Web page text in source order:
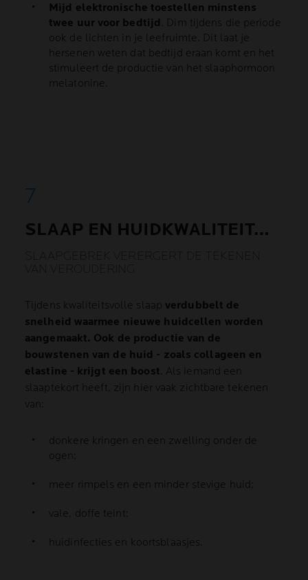
Mijd elektronische toestellen minstens
twee uur voor bedtijd
. Dim tijdens die periode
ook de lichten in je leefruimte. Dit laat je
hersenen weten dat bedtijd eraan komt en het
stimuleert de productie van het slaaphormoon
melatonine.
SLAAP EN HUIDKWALITEIT…
Tijdens kwaliteitsvolle slaap verdubbelt de
snelheid waarmee nieuwe huidcellen worden
aangemaakt. Ook de productie van de
bouwstenen van de huid - zoals collageen en
elastine - krijgt een boost . Als iemand een
slaaptekort heeft, zijn hier vaak zichtbare tekenen
van:
donkere kringen en een zwelling onder de
ogen;
meer rimpels en een minder stevige huid;
vale, doffe teint;
huidinfecties en koortsblaasjes.